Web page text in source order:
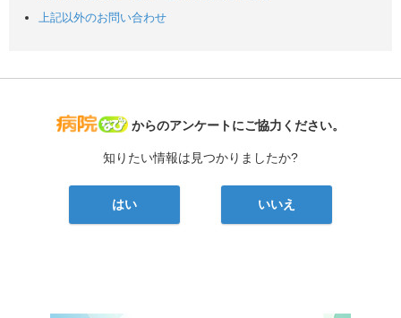
上記以外のお問い合わせ
病院なび
からのアンケートにご協力ください。
知りたい情報は見つかりましたか?
はい いいえ